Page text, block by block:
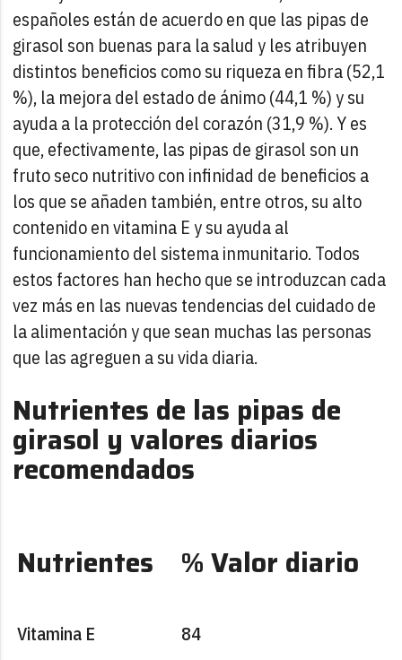
españoles están de acuerdo en que las pipas de
girasol son buenas para la salud y les atribuyen
distintos beneficios como su riqueza en fibra (52,1
%), la mejora del estado de ánimo (44,1 %) y su
ayuda a la protección del corazón (31,9 %). Y es
que, efectivamente, las pipas de girasol son un
fruto seco nutritivo con infinidad de beneficios a
los que se añaden también, entre otros, su alto
contenido en vitamina E y su ayuda al
funcionamiento del sistema inmunitario. Todos
estos factores han hecho que se introduzcan cada
vez más en las nuevas tendencias del cuidado de
la alimentación y que sean muchas las personas
que las agreguen a su vida diaria.
Nutrientes de las pipas de
girasol y valores diarios
recomendados
Nutrientes % Valor diario
Vitamina E
84